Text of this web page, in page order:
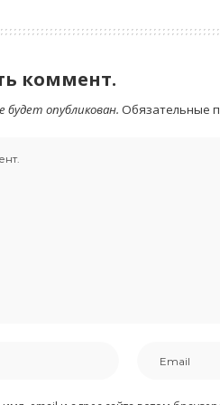
коммент.
будет опубликован. Обязательные